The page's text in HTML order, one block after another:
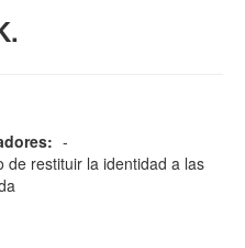
-
de restituir la identidad a las